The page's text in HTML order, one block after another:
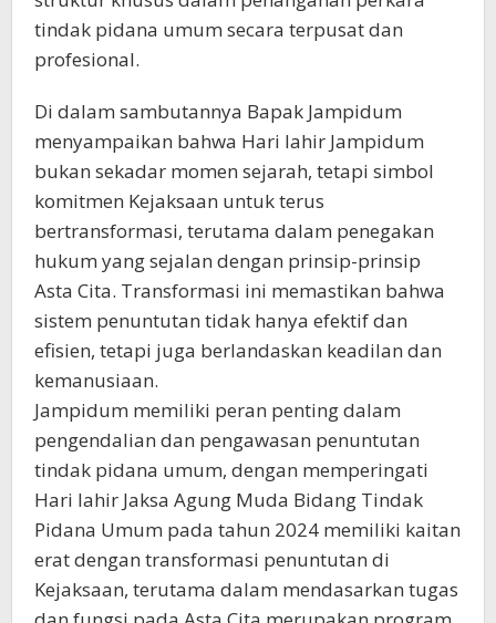
tindak pidana umum secara terpusat dan
profesional.
Di dalam sambutannya Bapak Jampidum
menyampaikan bahwa Hari lahir Jampidum
bukan sekadar momen sejarah, tetapi simbol
komitmen Kejaksaan untuk terus
bertransformasi, terutama dalam penegakan
hukum yang sejalan dengan prinsip-prinsip
Asta Cita. Transformasi ini memastikan bahwa
sistem penuntutan tidak hanya efektif dan
efisien, tetapi juga berlandaskan keadilan dan
kemanusiaan.
Jampidum memiliki peran penting dalam
pengendalian dan pengawasan penuntutan
tindak pidana umum, dengan memperingati
Hari lahir Jaksa Agung Muda Bidang Tindak
Pidana Umum pada tahun 2024 memiliki kaitan
erat dengan transformasi penuntutan di
Kejaksaan, terutama dalam mendasarkan tugas